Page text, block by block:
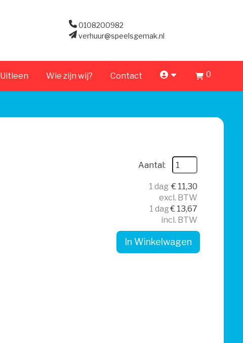
0108200982
verhuur@speelsgemak.nl
Uitleen Wie zijn wij? Contact account 0
Aantal:
1 dag € 11,30
excl. BTW
1 dag€ 13,67
incl. BTW
In Winkelwagen